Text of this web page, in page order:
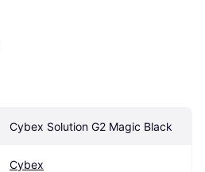
Cybex Solution G2 Magic Black
Cybex